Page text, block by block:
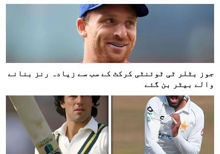
جوز بٹلر ٹی ٹوئنٹی کرکٹ کے سب سے زیادہ رنز بنانے
والے بیٹر بن گئے